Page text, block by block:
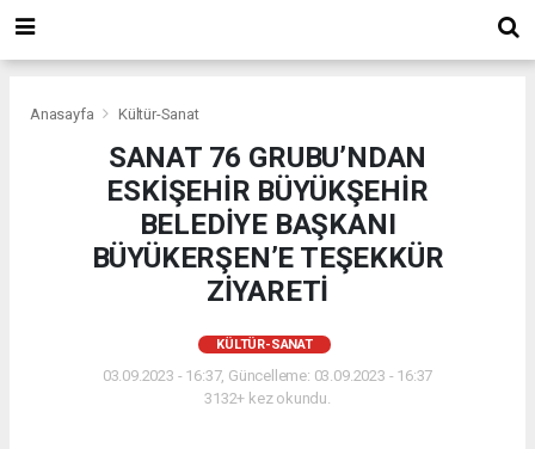
Anasayfa Kültür-Sanat
SANAT 76 GRUBU’NDAN
ESKİŞEHİR BÜYÜKŞEHİR
BELEDİYE BAŞKANI
BÜYÜKERŞEN’E TEŞEKKÜR
ZİYARETİ
KÜLTÜR-SANAT
03.09.2023 - 16:37, Güncelleme: 03.09.2023 - 16:37
3132+ kez okundu.